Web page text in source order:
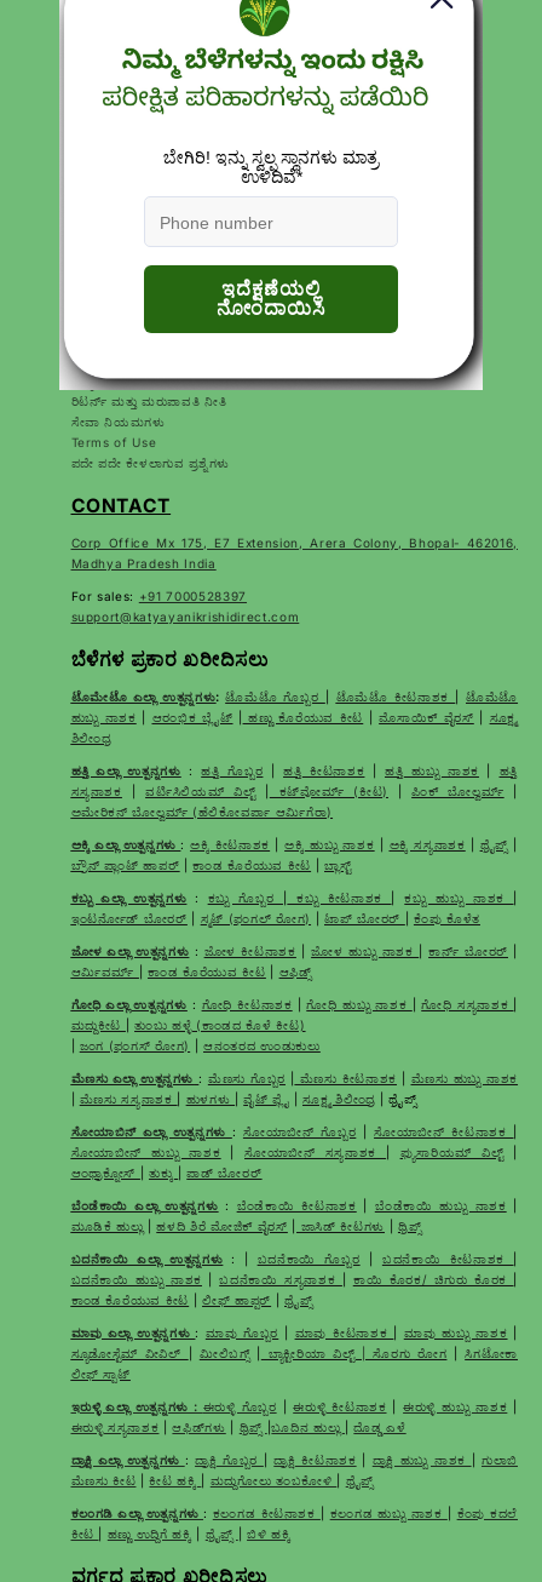
ಸಲಹೆಗಾರರು ಯಾವಾಗಲೂ ಇರುತ್ತಾರೆ.
Download Katyayani krishi Direct App
ತ್ವರಿತ ಲಿಂಕ್‌ಗಳು
ನಮ್ಮ ಬಗ್ಗೆ
ಗೌಪ್ಯತೆ ನೀತಿಗಳು
ರಿಟರ್ನ್ ಮತ್ತು ಮರುಪಾವತಿ ನೀತಿ
ಸೇವಾ ನಿಯಮಗಳು
Terms of Use
ಪದೇ ಪದೇ ಕೇಳಲಾಗುವ ಪ್ರಶ್ನೆಗಳು
CONTACT
Corp Office Mx 175, E7 Extension, Arera Colony, Bhopal- 462016,
Madhya Pradesh India
For sales: +91 7000528397
support@katyayanikrishidirect.com
ಬೆಳೆಗಳ ಪ್ರಕಾರ ಖರೀದಿಸಲು
ಟೊಮೇಟೊ ಎಲ್ಲಾ ಉತ್ಪನ್ನಗಳು:ಟೊಮೆಟೊ ಗೊಬ್ಬರ ಟೊಮೆಟೊ ಕೀಟನಾಶಕ |ಟೊಮೆಟೊ
ಹುಬ್ಬು ನಾಶಕ
ಆರಂಭಿಕ ಬ್ಲೈಟ್ ಹಣ್ಣು ಕೊರೆಯುವ ಕೀಟ |ಮೊಸಾಯಿಕ್ ವೈರಸ್
ಸೂಕ್ಷ್ಮ
ಶಿಲೀಂಧ್ರ
ಹತ್ತಿ ಎಲ್ಲಾ ಉತ್ಪನ್ನಗಳು :ಹತ್ತಿ ಗೊಬ್ಬರ |ಹತ್ತಿ ಕೀಟನಾಶಕ |ಹತ್ತಿ ಹುಬ್ಬು ನಾಶಕ
ಹತ್ತಿ
ಸಸ್ಯನಾಶಕ |ವರ್ಟಿಸಿಲಿಯಮ್ ವಿಲ್ಟ್ ಕಟ್‌ವೋರ್ಮ್ (ಕೀಟ) |ಪಿಂಕ್ ಬೋಲ್ವರ್ಮ್
ಅಮೇರಿಕನ್ ಬೋಲ್ವರ್ಮ್ (ಹೆಲಿಕೋವರ್ಪಾ ಆರ್ಮಿಗೆರಾ)
ಅಕ್ಕಿ ಎಲ್ಲಾ ಉತ್ಪನ್ನಗಳು :ಅಕ್ಕಿ ಕೀಟನಾಶಕ |ಅಕ್ಕಿ ಹುಬ್ಬು ನಾಶಕ ಅಕ್ಕಿ ಸಸ್ಯನಾಶಕ ಥ್ರೈಪ್ಸ್
ಬ್ರೌನ್ ಪ್ಲಾಂಟ್ ಹಾಪರ್ |ಕಾಂಡ ಕೊರೆಯುವ ಕೀಟ |ಬ್ಲಾಸ್ಟ್
ಕಬ್ಬು ಎಲ್ಲಾ ಉತ್ಪನ್ನಗಳು : ಕಬ್ಬು ಗೊಬ್ಬರ ಕಬ್ಬು ಕೀಟನಾಶಕ |ಕಬ್ಬು ಹುಬ್ಬು ನಾಶಕ
ಇಂಟರ್ನೋಡ್ ಬೋರರ್
ಸ್ಮಟ್ (ಫಂಗಲ್ ರೋಗ) |ಟಾಪ್ ಬೋರರ್ ಕೆಂಪು ಕೊಳೆತ
ಜೋಳ ಎಲ್ಲಾ ಉತ್ಪನ್ನಗಳು : ಜೋಳ ಕೀಟನಾಶಕ |ಜೋಳ ಹುಬ್ಬು ನಾಶಕ |ಕಾರ್ನ್ ಬೋರರ್
ಆರ್ಮಿವರ್ಮ್
|ಕಾಂಡ ಕೊರೆಯುವ ಕೀಟ ಆಫಿಡ್ಸ್
ಗೋಧಿ ಎಲ್ಲಾ ಉತ್ಪನ್ನಗಳು : ಗೋಧಿ ಕೀಟನಾಶಕ |ಗೋಧಿ ಹುಬ್ಬು ನಾಶಕ |ಗೋಧಿ ಸಸ್ಯನಾಶಕ
ಮದ್ದುಕೀಟ
|ತುಂಬು ಹಳ್ಳೆ (ಕಾಂಡದ ಕೊಳೆ ಕೀಟ)
ಜಂಗ (ಫಂಗಸ್ ರೋಗ) |ಆನಂತರದ ಉಂಡುಕುಲು
ಮೆಣಸು ಎಲ್ಲಾ ಉತ್ಪನ್ನಗಳು : ಮೆಣಸು ಗೊಬ್ಬರ ಮೆಣಸು ಕೀಟನಾಶಕ
ಮೆಣಸು ಹುಬ್ಬು ನಾಶಕ
ಮೆಣಸು ಸಸ್ಯನಾಶಕ ಹುಳಗಳು |ವೈಟ್ ಫ್ಲೈ |ಸೂಕ್ಷ್ಮ ಶಿಲೀಂಧ್ರ | ಥ್ರೈಪ್ಸ್
ಸೋಯಾಬಿನ್ ಎಲ್ಲಾ ಉತ್ಪನ್ನಗಳು : ಸೋಯಾಬೀನ್ ಗೊಬ್ಬರ |ಸೋಯಾಬೀನ್ ಕೀಟನಾಶಕ
ಸೋಯಾಬೀನ್ ಹುಬ್ಬು ನಾಶಕ |ಸೋಯಾಬೀನ್ ಸಸ್ಯನಾಶಕ ಫ್ಯುಸಾರಿಯಮ್ ವಿಲ್ಟ್
ಆಂಥ್ರಾಕ್ನೋಸ್
|ತುಕ್ಕು |ಪಾಡ್ ಬೋರರ್
ಬೆಂಡೆಕಾಯಿ ಎಲ್ಲಾ ಉತ್ಪನ್ನಗಳು : ಬೆಂಡೆಕಾಯಿ ಕೀಟನಾಶಕ ಬೆಂಡೆಕಾಯಿ ಹುಬ್ಬು ನಾಶಕ
ಮೂಡಿಕೆ ಹುಲ್ಲು |ಹಳದಿ ಶಿರೆ ಮೋಜಿಕ್ ವೈರಸ್ ಜಾಸಿಡ್ ಕೀಟಗಳು ಥ್ರಿಪ್ಸ್
ಬದನೆಕಾಯಿ ಎಲ್ಲಾ ಉತ್ಪನ್ನಗಳು : | ಬದನೆಕಾಯಿ ಗೊಬ್ಬರ ಬದನೆಕಾಯಿ ಕೀಟನಾಶಕ
ಬದನೆಕಾಯಿ ಹುಬ್ಬು ನಾಶಕ |ಬದನೆಕಾಯಿ ಸಸ್ಯನಾಶಕ ಕಾಯಿ ಕೊರಕ/ ಚಿಗುರು ಕೊರಕ
ಕಾಂಡ ಕೊರೆಯುವ ಕೀಟ |ಲೀಫ್ ಹಾಪ್ಪರ್ |ಥ್ರೈಪ್ಸ್
ಮಾವು ಎಲ್ಲಾ ಉತ್ಪನ್ನಗಳು : ಮಾವು ಗೊಬ್ಬರ ಮಾವು ಕೀಟನಾಶಕ ಮಾವು ಹುಬ್ಬು ನಾಶಕ
ಸ್ಯೂಡೋಸ್ಟೆಮ್ ವೀವಿಲ್
ಮೀಲಿಬಗ್ಸ್ ಬ್ಯಾಕ್ಟೀರಿಯಾ ವಿಲ್ಟ್ | ಸೊರಗು ರೋಗ |ಸಿಗಟೋಕಾ
ಲೀಫ್ ಸ್ಪಾಟ್
ಇರುಳ್ಳಿ ಎಲ್ಲಾ ಉತ್ಪನ್ನಗಳು : ಈರುಳ್ಳಿ ಗೊಬ್ಬರ |ಈರುಳ್ಳಿ ಕೀಟನಾಶಕ |ಈರುಳ್ಳಿ ಹುಬ್ಬು ನಾಶಕ
ಈರುಳ್ಳಿ ಸಸ್ಯನಾಶಕ |ಆಫಿಡ್‌ಗಳು ಥ್ರಿಪ್ಸ್ |ಬೂದಿನ ಹುಲ್ಲು |ದೊಡ್ಡ ಎಳೆ
ದ್ರಾಕ್ಷಿ ಎಲ್ಲಾ ಉತ್ಪನ್ನಗಳು :ದ್ರಾಕ್ಷಿ ಗೊಬ್ಬರ |ದ್ರಾಕ್ಷಿ ಕೀಟನಾಶಕ ದ್ರಾಕ್ಷಿ ಹುಬ್ಬು ನಾಶಕ |ಗುಲಾಬಿ
ಮೆಣಸು ಕೀಟ |ಕೀಟ ಹಕ್ಕಿ ಮದ್ದುಗೋಲು ತಂಬಕೋಳಿ ಥ್ರೈಪ್ಸ್
ಕಲಂಗಡಿ ಎಲ್ಲಾ ಉತ್ಪನ್ನಗಳು : ಕಲಂಗಡ ಕೀಟನಾಶಕ ಕಲಂಗಡ ಹುಬ್ಬು ನಾಶಕ
ಕೆಂಪು ಕದಲೆ
ಕೀಟ
ಹಣ್ಣು ಉದ್ದಿಗೆ ಹಕ್ಕಿ ಥ್ರೈಪ್ಸ್ |ಬಿಳಿ ಹಕ್ಕಿ
ವರ್ಗದ ಪ್ರಕಾರ ಖರೀದಿಸಲು